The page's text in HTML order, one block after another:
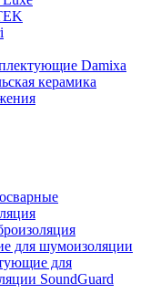
Damixa
керамика
для шумоизоляции
для
SoundGuard